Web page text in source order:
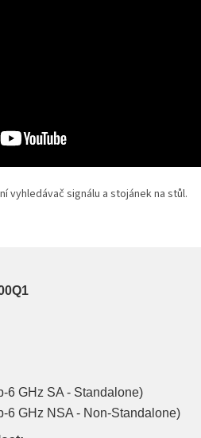
vyhledávač signálu a stojánek na stůl.
6 GHz SA - Standalone)
6 GHz NSA - Non-Standalone)